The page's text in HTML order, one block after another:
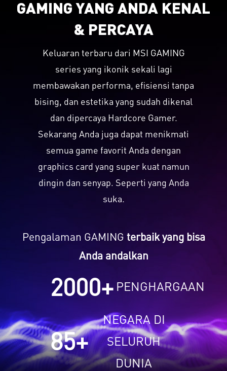
GAMING YANG ANDA KENAL
& PERCAYA
Keluaran terbaru dari MSI GAMING
series yang ikonik sekali lagi
membawakan performa, efisiensi tanpa
bising, dan estetika yang sudah dikenal
dan dipercaya Hardcore Gamer.
Sekarang Anda juga dapat menikmati
semua game favorit Anda dengan
graphics card yang super kuat namun
dingin dan senyap. Seperti yang Anda
suka.
Pengalaman GAMING terbaik yang bisa
Anda andalkan
2000+ PENGHARGAAN
85+
NEGARA DI
SELURUH
DUNIA